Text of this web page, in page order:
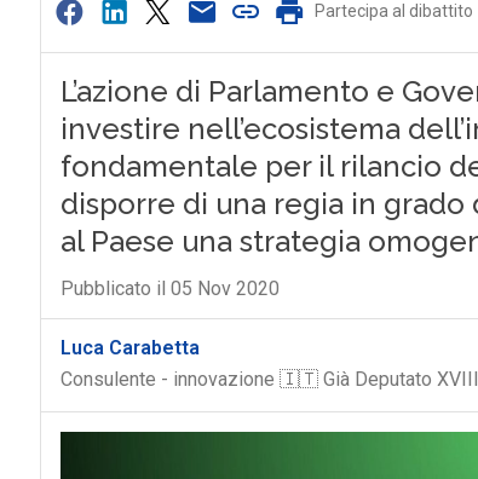
Partecipa al dibattito
L’azione di Parlamento e
investire nell’ecosistema
fondamentale per il rilancio
disporre di una regia in grado
al Paese una strategia
Pubblicato il 05 Nov 2020
Luca Carabetta
Consulente - innovazione 🇮🇹 Già Deputato